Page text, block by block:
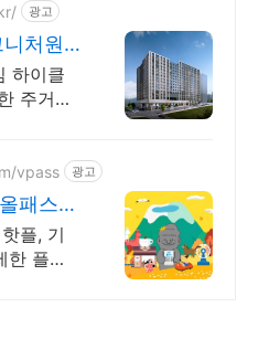
광고
처원
하이클
주거서
vpass 광고
패스
플, 기
한 플렉